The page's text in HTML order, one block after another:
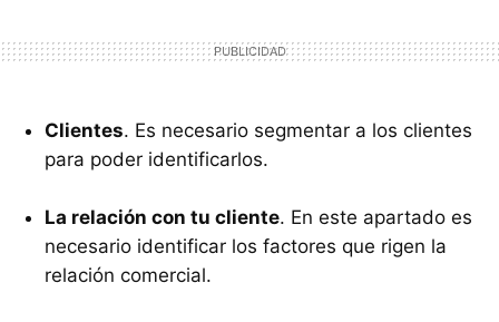
Clientes. Es necesario segmentar a los clientes
para poder identificarlos.
La relación con tu cliente. En este apartado es
necesario identificar los factores que rigen la
relación comercial.